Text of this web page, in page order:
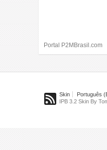
Portal P2MBrasil.com
Skin Português
IPB 3.2 Skin By